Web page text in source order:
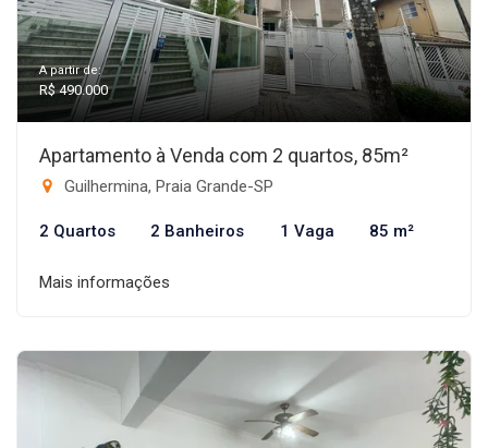
A partir de:
R$ 490.000
Apartamento à Venda com 2 quartos, 85m²
Guilhermina, Praia Grande-SP
2 Quartos 2 Banheiros 1 Vaga 85 m²
Mais informações